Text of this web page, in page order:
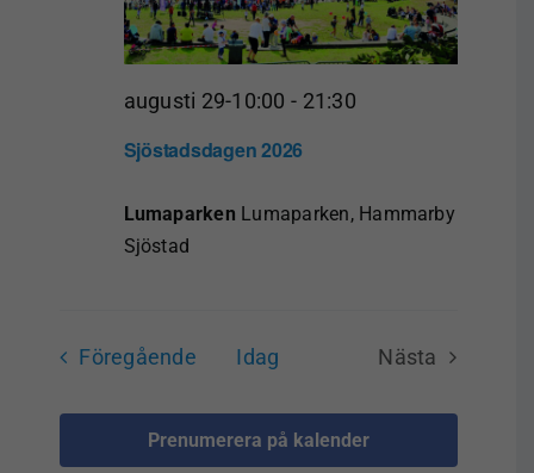
Sjöstadsdagen 2026
augusti 29-10:00 - 21:30
Lumaparken Lumaparken, Hammarby
Sjöstad
FöregåendeEventIdag
Nästa
Prenumerera på kalender